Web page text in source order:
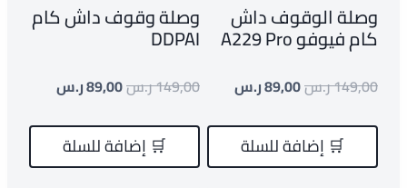
وصلة الوقوف داش
كام فيوفو A229 Pro
149,00ر.س89,00ر.س
🛒 إضافة للسلة
وصلة وقوف داش كام
DDPAI
149,00ر.س89,00ر.س
🛒 إضافة للسلة